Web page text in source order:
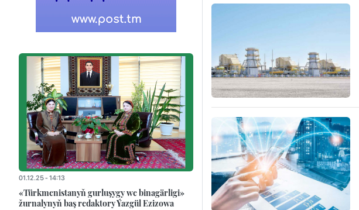
01.12.25 - 14:13
«Türkmenistanyň gurluşygy we binagärligi»
žurnalynyň baş redaktory Ýazgül Ezizowa